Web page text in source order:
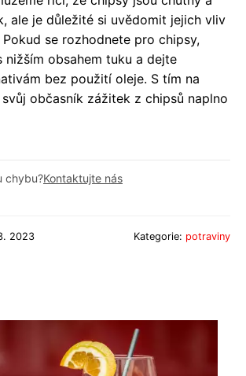
ale je důležité si uvědomit jejich vliv
Pokud se rozhodnete pro chipsy,
obsahem tuku a dejte
bez použití oleje. S tím na
občasník zážitek z chipsů naplno
chybu?Kontaktujte nás
2023 Kategorie: potraviny